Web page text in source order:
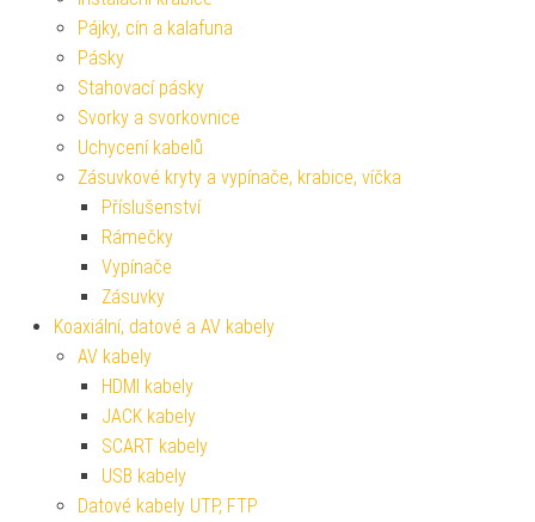
Pájky, cín a kalafuna
Pásky
Stahovací pásky
Svorky a svorkovnice
Uchycení kabelů
Zásuvkové kryty a vypínače, krabice, víčka
Příslušenství
Rámečky
Vypínače
Zásuvky
Koaxiální, datové a AV kabely
AV kabely
HDMI kabely
JACK kabely
SCART kabely
USB kabely
Datové kabely UTP, FTP